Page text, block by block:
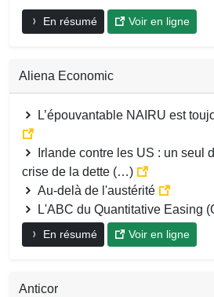
En résumé Voir en ligne
Aliena Economic
L’épouvantable NAIRU est
Irlande contre les US : un seul
crise de la dette (…)
Au-delà de l'austérité
L'ABC du Quantitative Easing
En résumé Voir en ligne
Anticor